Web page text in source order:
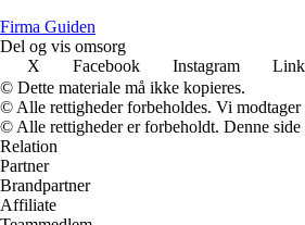
Firma Guiden
Del og vis omsorg
X
Facebook Instagram
© Dette materiale må ikke kopieres.
© Alle rettigheder forbeholdes. Vi
© Alle rettigheder er forbeholdt. Denne
Relation
Partner
Brandpartner
Affiliate